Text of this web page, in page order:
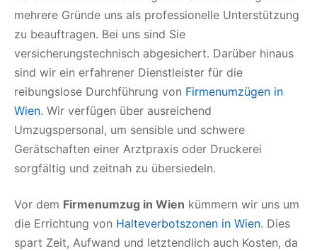
mehrere Gründe uns als professionelle Unterstützung
zu beauftragen. Bei uns sind Sie
versicherungstechnisch abgesichert. Darüber hinaus
sind wir ein erfahrener Dienstleister für die
reibungslose Durchführung von Firmenumzügen in
Wien. Wir verfügen über ausreichend
Umzugspersonal, um sensible und schwere
Gerätschaften einer Arztpraxis oder Druckerei
sorgfältig und zeitnah zu übersiedeln.
Vor dem Firmenumzug in Wien kümmern wir uns um
die Errichtung von Halteverbotszonen in Wien. Dies
spart Zeit, Aufwand und letztendlich auch Kosten, da